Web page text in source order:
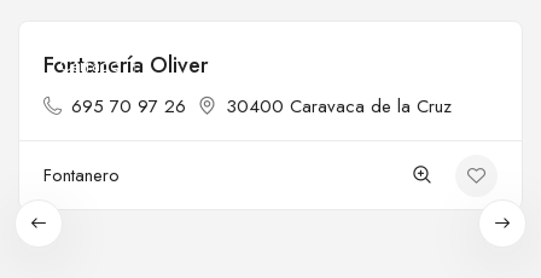
Cerrado
Fontanería Oliver
695 70 97 26 30400 Caravaca de la Cruz
Fontanero